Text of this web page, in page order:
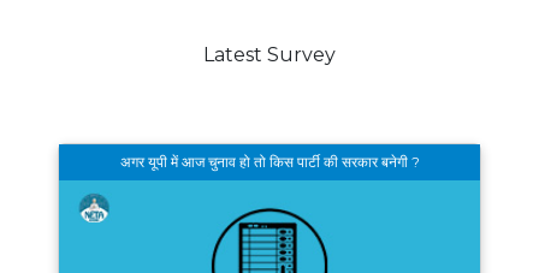
Latest Survey
अगर यूपी में आज चुनाव हो तो किस पार्टी की सरकार बनेगी ?